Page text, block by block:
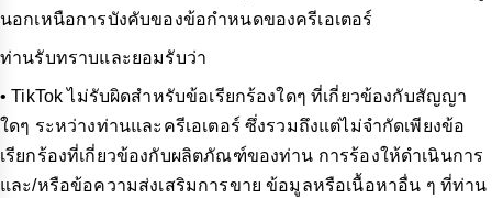
นอกเหนือการบังคับของข้อกำหนดของครีเอเตอร์
ท่านรับทราบและยอมรับว่า
• TikTok ไม่รับผิดสำหรับข้อเรียกร้องใดๆ ที่เกี่ยวข้องกับสัญญา
ใดๆ ระหว่างท่านและครีเอเตอร์ ซึ่งรวมถึงแต่ไม่จำกัดเพียงข้อ
เรียกร้องที่เกี่ยวข้องกับผลิตภัณฑ์ของท่าน การร้องให้ดำเนินการ
และ/หรือข้อความส่งเสริมการขาย ข้อมูลหรือเนื้อหาอื่น ๆ ที่ท่าน